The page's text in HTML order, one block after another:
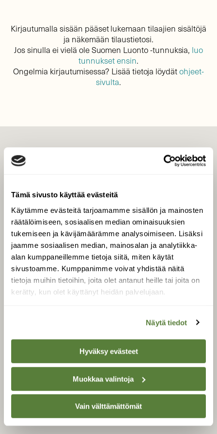
Tämä sivusto käyttää evästeitä
Käytämme evästeitä tarjoamamme sisällön ja mainosten
räätälöimiseen, sosiaalisen median ominaisuuksien
tukemiseen ja kävijämäärämme analysoimiseen. Lisäksi
jaamme sosiaalisen median, mainosalan ja analytiikka-
alan kumppaneillemme tietoja siitä, miten käytät
sivustoamme. Kumppanimme voivat yhdistää näitä
tietoja muihin tietoihin, joita olet antanut heille tai joita on
kerätty, kun olet käyttänyt heidän palvelujaan.
Näytä tiedot
Hyväksy evästeet
Muokkaa valintoja
Vain välttämättömät
Kirjautumalla sisään pääset lukemaan tilaajien sisältöjä
ja näkemään tilaustietosi.
Jos sinulla ei vielä ole Suomen Luonto -tunnuksia, luo
tunnukset ensin.
Ongelmia kirjautumisessa? Lisää tietoja löydätohjeet-
sivulta.
Tilaa digilukuoikeus
Äänestä parasta juttua
Tilaa uutiskirje
SUOMEN LUONNON­
SUOJELU­LIITTO
Suomen Luonto -lehden
luonnonsuojelu­liitto.